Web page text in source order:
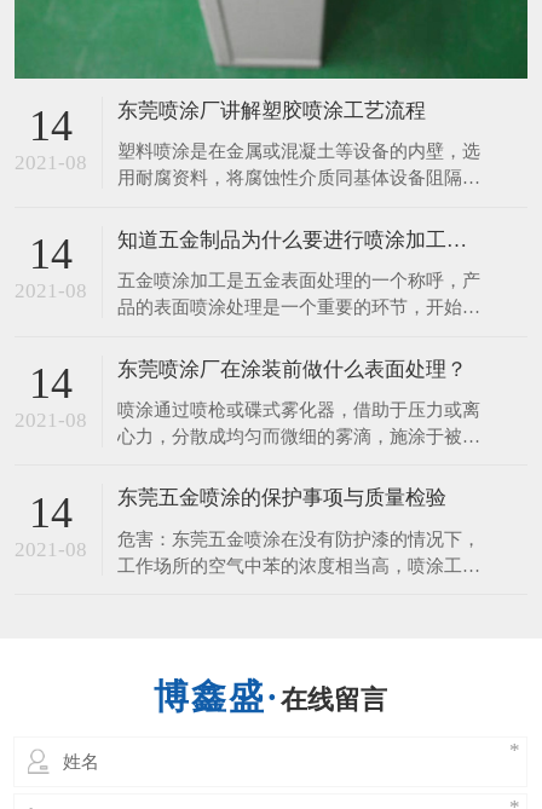
14
2021-08
东莞喷涂厂讲解塑胶喷涂工艺流程
塑料喷涂是在金属或混凝土等设备的内壁，选
用耐腐资料，将腐蚀性介质同基体设备阻隔，
料资料不同分胶泥防腐布料、砖板防腐布料、
橡胶防腐布料、塑料防腐布料、玻璃钢防腐布
料几大类，塑料喷涂多用于化工设备的防腐
蚀。​下面，一起来听听东莞喷涂厂讲解塑胶喷
14
2021-08
知道五金制品为什么要进行喷涂加工吗？
五金喷涂加工是五金表面处理的一个称呼，产
品的表面喷涂处理是一个重要的环节，开始想
护到产品，使产品不易生锈、耐 磨、使用时
间长等，接下来由五金喷涂厂来给您讲讲五金
表面喷涂的性能和作用。 1、保护的作用 涂层
可以保护好金属、五金、钢材、
14
2021-08
东莞喷涂厂在涂装前做什么表面处理？
喷涂通过喷枪或碟式雾化器，借助于压力或离
心力，分散成均匀而微细的雾滴，施涂于被涂
气喷涂、静电喷涂以及上述基本喷涂形式的各
喷涂、自动喷涂、多组喷涂等。 东莞喷涂厂
说表面处理是在基体材料表面上人工形成
14
2021-08
东莞五金喷涂的保护事项与质量检验
危害：东莞五金喷涂在没有防护漆的情况下，
工作场所的空气中苯的浓度相当高，喷涂工人
喷涂，能溶解脂肪的皮肤，造成皮肤干燥，发
在线留言